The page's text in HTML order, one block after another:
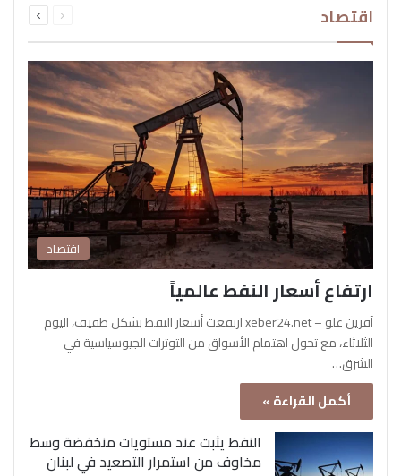
اقتصاد الصفحةالصفحة
اقتصاد
ارتفاع أسعار النفط عالمياً
آفرين علو – xeber24.net ارتفعت أسعار النفط بشكل طفيف، اليوم
الثلاثاء، مع تحول اهتمام الأسواق من التوترات الجيوسياسية في
الشرق…
أكمل القراءة »
النفط يثبت عند مستويات منخفضة وسط
مخاوف من استمرار التصعيد في لبنان